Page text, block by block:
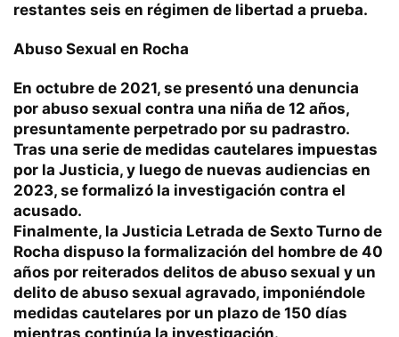
restantes seis en régimen de libertad a prueba.
Abuso Sexual en Rocha
En octubre de 2021, se presentó una denuncia
por abuso sexual contra una niña de 12 años,
presuntamente perpetrado por su padrastro.
Tras una serie de medidas cautelares impuestas
por la Justicia, y luego de nuevas audiencias en
2023, se formalizó la investigación contra el
acusado.
Finalmente, la Justicia Letrada de Sexto Turno de
Rocha dispuso la formalización del hombre de 40
años por reiterados delitos de abuso sexual y un
delito de abuso sexual agravado, imponiéndole
medidas cautelares por un plazo de 150 días